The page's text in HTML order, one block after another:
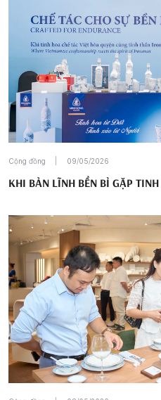
Cộng đồng 09/05/2026
KHI BẢN LĨNH BỀN BỈ GẶP TINH